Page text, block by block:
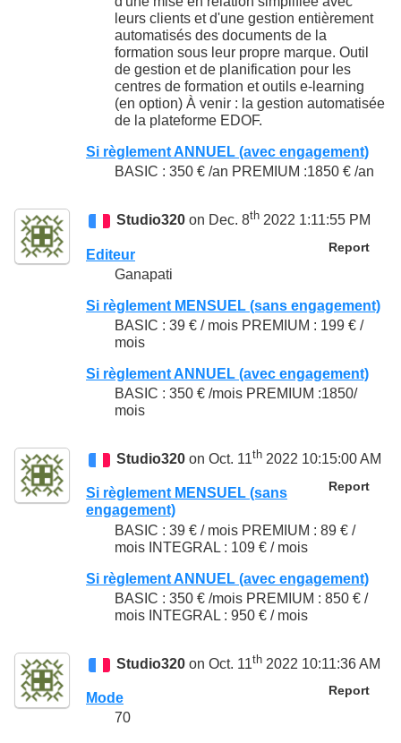
leurs clients et d'une gestion entièrement
automatisés des documents de la
formation sous leur propre marque. Outil
de gestion et de planification pour les
centres de formation et outils e-learning
(en option) À venir : la gestion automatisée
de la plateforme EDOF.
Si règlement ANNUEL (avec engagement)
BASIC : 350 € /an PREMIUM :1850 € /an
Studio320 on Dec. 8th 2022 1:11:55 PM
Report
Editeur
Ganapati
Si règlement MENSUEL (sans engagement)
BASIC : 39 € / mois PREMIUM : 199 € /
mois
Si règlement ANNUEL (avec engagement)
BASIC : 350 € /mois PREMIUM :1850/
mois
Studio320 on Oct. 11th 2022 10:15:00 AM
Report
Si règlement MENSUEL (sans
engagement)
BASIC : 39 € / mois PREMIUM : 89 € /
mois INTEGRAL : 109 € / mois
Si règlement ANNUEL (avec engagement)
BASIC : 350 € /mois PREMIUM : 850 € /
mois INTEGRAL : 950 € / mois
Studio320 on Oct. 11th 2022 10:11:36 AM
Report
Mode
70